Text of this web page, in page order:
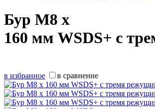
Бур М8 х
160 мм WSDS+ с
в избранное в сравнение